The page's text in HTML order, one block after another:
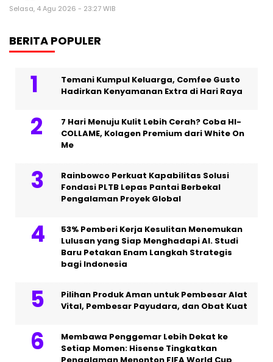
Selasa, 4 Agu 2026 - 23:27 WIB
BERITA POPULER
Temani Kumpul Keluarga, Comfee Gusto
Hadirkan Kenyamanan Extra di Hari Raya
7 Hari Menuju Kulit Lebih Cerah? Coba HI-
COLLAME, Kolagen Premium dari White On
Me
Rainbowco Perkuat Kapabilitas Solusi
Fondasi PLTB Lepas Pantai Berbekal
Pengalaman Proyek Global
53% Pemberi Kerja Kesulitan Menemukan
Lulusan yang Siap Menghadapi AI. Studi
Baru Petakan Enam Langkah Strategis
bagi Indonesia
Pilihan Produk Aman untuk Pembesar Alat
Vital, Pembesar Payudara, dan Obat Kuat
Membawa Penggemar Lebih Dekat ke
Setiap Momen: Hisense Tingkatkan
Pengalaman Menonton FIFA World Cup